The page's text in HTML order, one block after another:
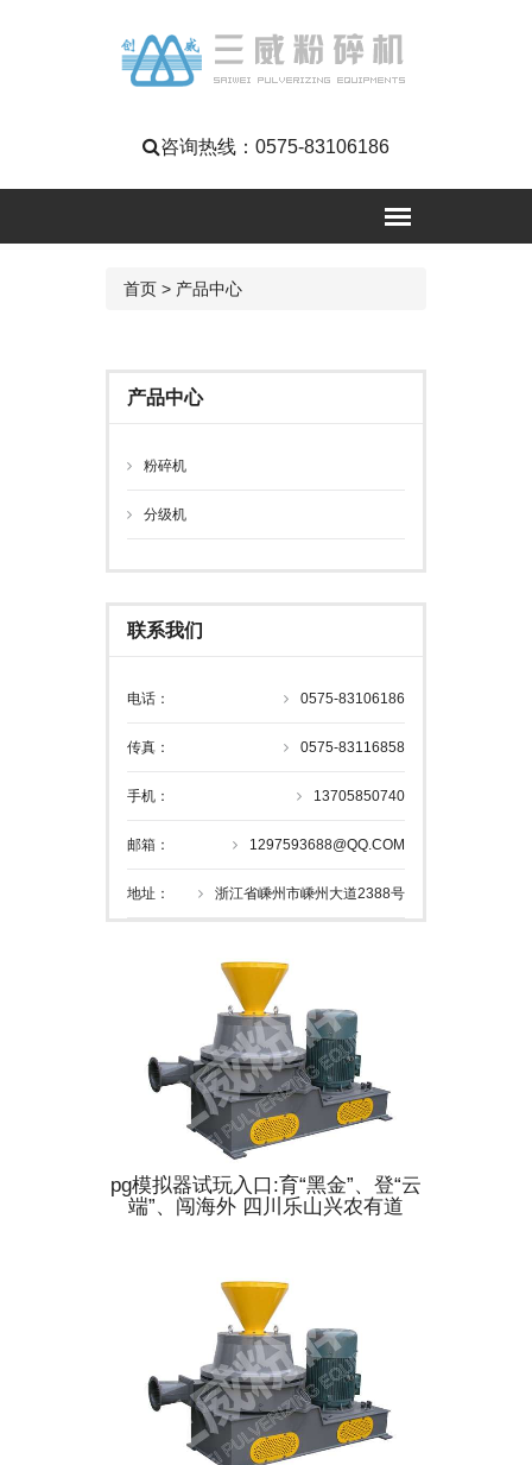
咨询热线： 0575-83106186
首页 > 产品中心
产品中心
粉碎机
分级机
联系我们
电话： 0575-83106186
传真： 0575-83116858
手机： 13705850740
邮箱： 1297593688@QQ.COM
地址： 浙江省嵊州市嵊州大道2388号
pg模拟器试玩入口:育“黑金”、登“云
端”、闯海外 四川乐山兴农有道